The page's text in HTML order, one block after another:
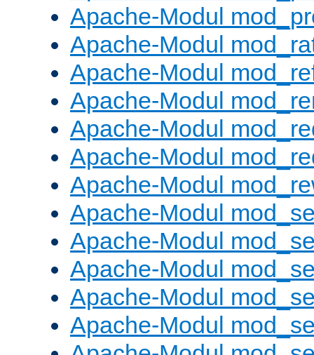
Apache-Modul
Apache-Modul
Apache-Modul
Apache-Modul
Apache-Modul
Apache-Modul
Apache-Modul
Apache-Modul
Apache-Modul
Apache-Modul
Apache-Modul
Apache-Modul